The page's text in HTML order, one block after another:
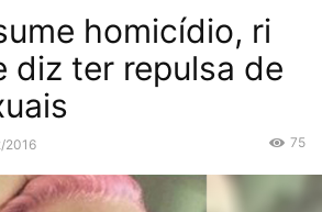
homicídio, ri
diz ter repulsa de
2016 75